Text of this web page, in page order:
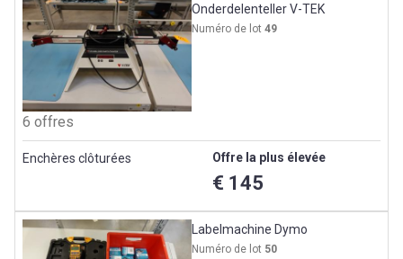
Onderdelenteller V-TEK
Numéro de lot49
6 offres
Enchères clôturées Offre la plus élevée
€ 145
Labelmachine Dymo
Numéro de lot 50